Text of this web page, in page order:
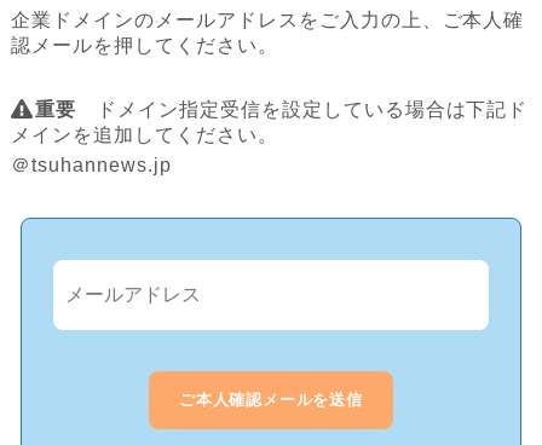
企業ドメインのメールアドレスをご入力の上、ご本人確
認メールを押してください。
重要 ドメイン指定受信を設定している場合は下記ド
メインを追加してください。
＠tsuhannews.jp